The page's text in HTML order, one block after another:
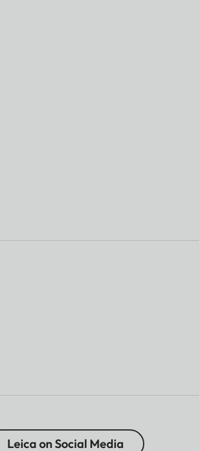
Leica on Social Media